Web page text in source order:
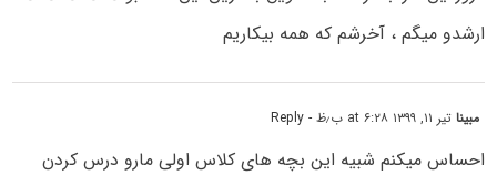
ارشدو میگم ، آخرشم که همه بیکاریم
مبیناتیر ۱۱, ۱۳۹۹ at ۶:۲۸ ب٫ظ - Reply
احساس میکنم شبیه این بچه های کلاس اولی مارو درس کردن